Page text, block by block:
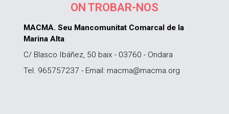
ON TROBAR-NOS
MACMA. Seu Mancomunitat Comarcal de la
Marina Alta
C/ Blasco Ibáñez, 50 baix - 03760 - Ondara
Tel. 965757237 - Email: macma@macma.org